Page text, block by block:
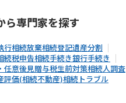
ら専門家を探す
行相続放棄相続登記遺産分割
続税申告相続手続き銀行手続き
任意後見贈与税生前対策相続人調査
評価(相続不動産)相続トラブル